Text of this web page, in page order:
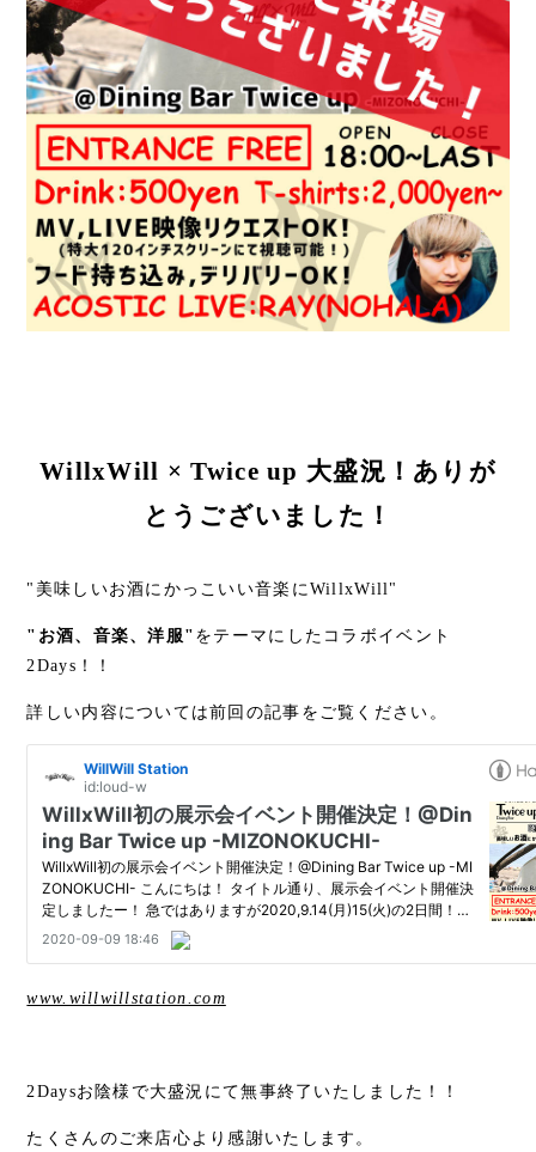
WillxWill × Twice up 大盛況！ありが
とうございました！
"美味しいお酒にかっこいい音楽にWillxWill"
"お酒、音楽、洋服" をテーマにしたコラボイベント
2Days！！
詳しい内容については前回の記事をご覧ください。
www.willwillstation.com
2Daysお陰様で大盛況にて無事終了いたしました！！
たくさんのご来店心より感謝いたします。